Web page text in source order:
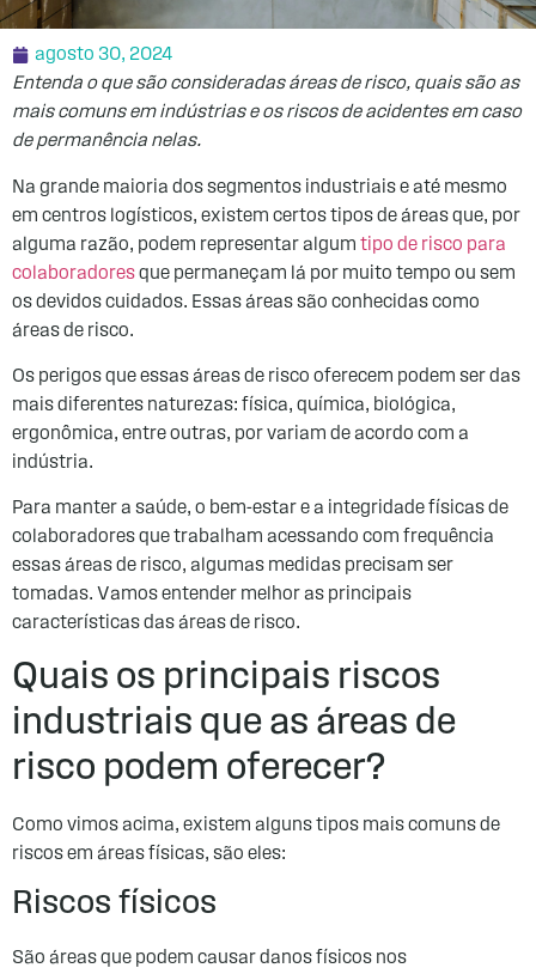
agosto 30, 2024
Entenda o que são consideradas áreas de risco, quais são as
mais comuns em indústrias e os riscos de acidentes em caso
de permanência nelas.
Na grande maioria dos segmentos industriais e até mesmo
em centros logísticos, existem certos tipos de áreas que, por
alguma razão, podem representar algum tipo de risco para
colaboradoresque permaneçam lá por muito tempo ou sem
os devidos cuidados. Essas áreas são conhecidas como
áreas de risco.
Os perigos que essas áreas de risco oferecem podem ser das
mais diferentes naturezas: física, química, biológica,
ergonômica, entre outras, por variam de acordo com a
indústria.
Para manter a saúde, o bem-estar e a integridade físicas de
colaboradores que trabalham acessando com frequência
essas áreas de risco, algumas medidas precisam ser
tomadas. Vamos entender melhor as principais
características das áreas de risco.
Quais os principais riscos
industriais que as áreas de
risco podem oferecer?
Como vimos acima, existem alguns tipos mais comuns de
riscos em áreas físicas, são eles:
Riscos físicos
São áreas que podem causar danos físicos nos